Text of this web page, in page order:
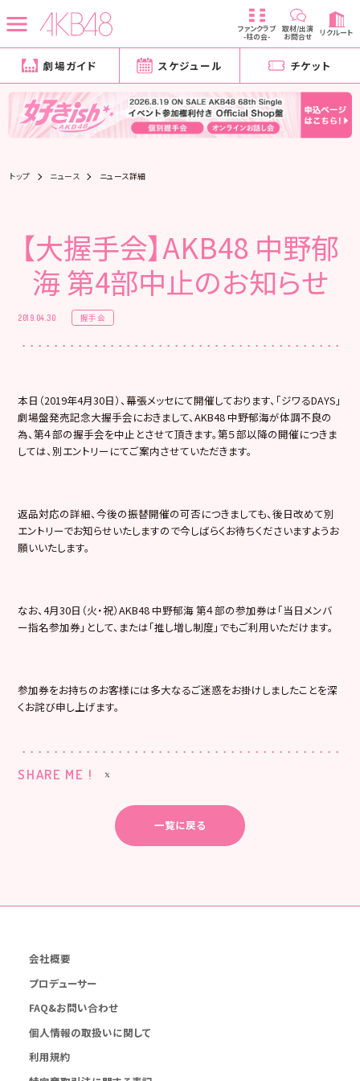
ファンクラブ
-柱の会-
取材/出演
お問合せ リクルート
劇場ガイド スケジュール チケット
トップ ニュース ニュース詳細
【大握手会】AKB48 中野郁
海 第4部中止のお知らせ
2019.04.30 握手会
本日（2019年4月30日）、幕張メッセにて開催しております、「ジワるDAYS」
劇場盤発売記念大握手会におきまして、AKB48 中野郁海が体調不良の
為、第４部の握手会を中止とさせて頂きます。第５部以降の開催につきま
しては、別エントリーにてご案内させていただきます。
返品対応の詳細、今後の振替開催の可否につきましても、後日改めて別
エントリーでお知らせいたしますので今しばらくお待ちくださいますようお
願いいたします。
なお、4月30日（火・祝）AKB48 中野郁海 第４部の参加券は「当日メンバ
ー指名参加券」として、または「推し増し制度」でもご利用いただけます。
参加券をお持ちのお客様には多大なるご迷惑をお掛けしましたことを深
くお詫び申し上げます。
SHARE ME !
一覧に戻る
会社概要
プロデューサー
FAQ&お問い合わせ
個人情報の取扱いに関して
利用規約